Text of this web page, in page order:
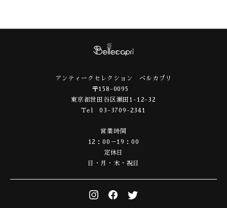
アンティークセレクション ベルカプリ
〒158-0095
東京都世田谷区瀬田1-12-32
Tel 03-3709-2341
営業時間
12：00－19：00
定休日
日・月・木・祝日